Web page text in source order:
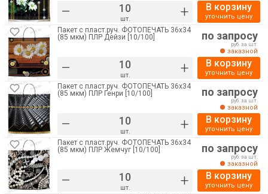
– шт. + В корзину
уточнить цену
Пакет с пласт.руч. ФОТОПЕЧАТЬ 36х34
(85 мкм) ПЛР Дейзи [10/100]
– шт. +
по запросу
руб. за шт.
заказной
В корзину
уточнить цену
Пакет с пласт.руч. ФОТОПЕЧАТЬ 36х34
(85 мкм) ПЛР Генри [10/100]
– шт. +
по запросу
руб. за шт.
заказной
В корзину
уточнить цену
Пакет с пласт.руч. ФОТОПЕЧАТЬ 36х34
(85 мкм) ПЛР Жемчуг [10/100]
– шт. +
по запросу
руб. за шт.
заказной
В корзину
уточнить цену